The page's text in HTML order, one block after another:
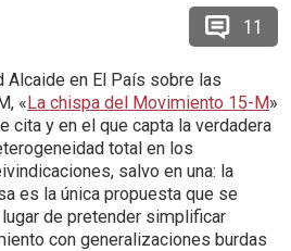
11
Alcaide en El País sobre las
«La chispa del Movimiento 15-M»
cita y en el que capta la verdadera
total en los
salvo en una: la
es la única propuesta que se
de pretender simplificar
con generalizaciones burdas